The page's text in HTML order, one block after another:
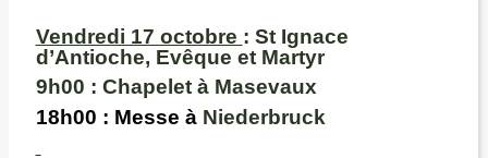
Vendredi 17 octobre : St Ignace
d’Antioche, Evêque et Martyr
9h00 : Chapelet à Masevaux
18h00 : Messe à Niederbruck